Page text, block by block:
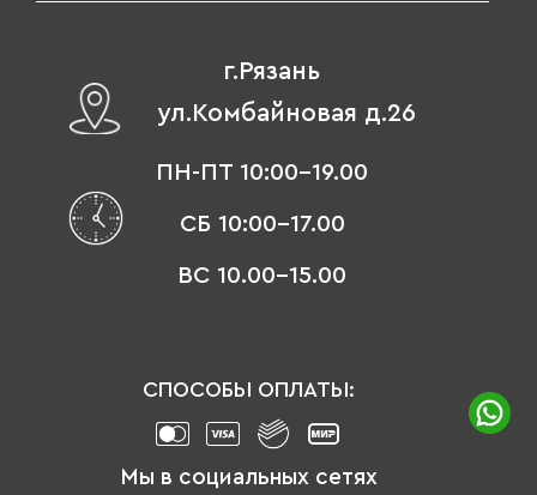
г.Рязань
ул.Комбайновая д.26
ПН-ПТ 10:00-19.00
СБ 10:00-17.00
ВС 10.00-15.00
СПОСОБЫ ОПЛАТЫ:
Мы в социальных сетях